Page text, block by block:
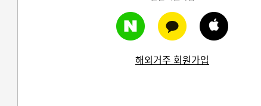
해외거주 회원가입